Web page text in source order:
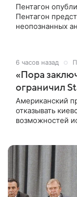
Пентагон
Пентагон
неопознанных
6 часов назад
«Пора
ограничил
Американский
отказывать
возможностей
Atlantic со
министра